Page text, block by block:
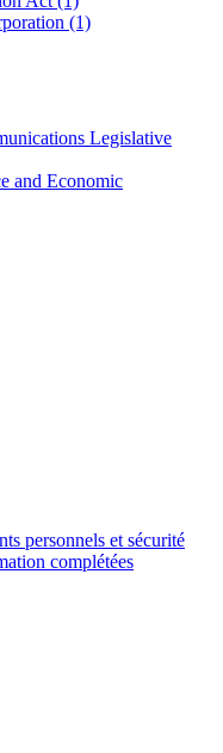
(1)
Legislative
and Economic
personnels et sécurité
complétées